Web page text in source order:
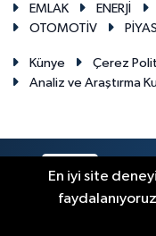
EMLAK ENERJİ
OTOMOTİV
Künye Çerez
Analiz ve Araştırma
En iyi site